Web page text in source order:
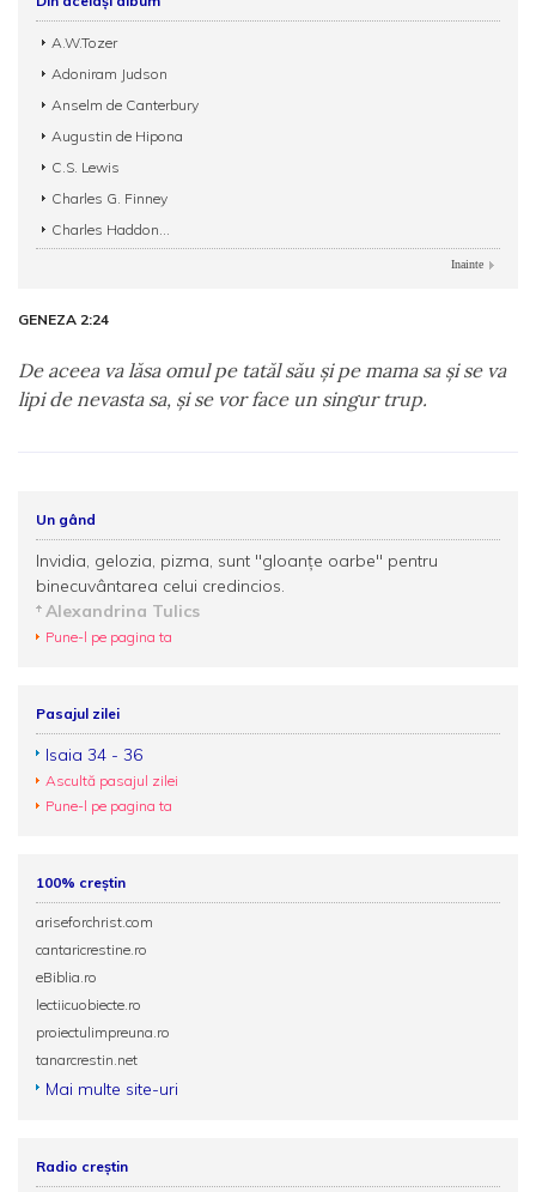
A.W.Tozer
Adoniram Judson
Anselm de Canterbury
Augustin de Hipona
C.S. Lewis
Charles G. Finney
Charles Haddon...
Inainte
GENEZA 2:24
De aceea va lăsa omul pe tatăl său şi pe mama sa şi se va
lipi de nevasta sa, şi se vor face un singur trup.
Un gând
Invidia, gelozia, pizma, sunt ''gloanţe oarbe'' pentru
binecuvântarea celui credincios.
Alexandrina Tulics
Pune-l pe pagina ta
Pasajul zilei
Isaia 34 - 36
Ascultă pasajul zilei
Pune-l pe pagina ta
100% creștin
ariseforchrist.com
cantaricrestine.ro
eBiblia.ro
lectiicuobiecte.ro
proiectulimpreuna.ro
tanarcrestin.net
Mai multe site-uri
Radio creștin